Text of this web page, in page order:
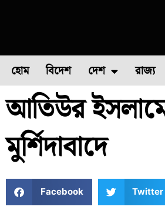
হোম বিদেশ দেশ
ফুল চাষ ফল চাষ
রাজ্য
আতিউর
মুর্শিদাবাদে
Facebook Twitter